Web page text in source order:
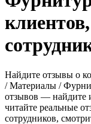
Найдите отзывы о
/ Материалы /
отзывов — найдите
читайте реальные
сотрудников,